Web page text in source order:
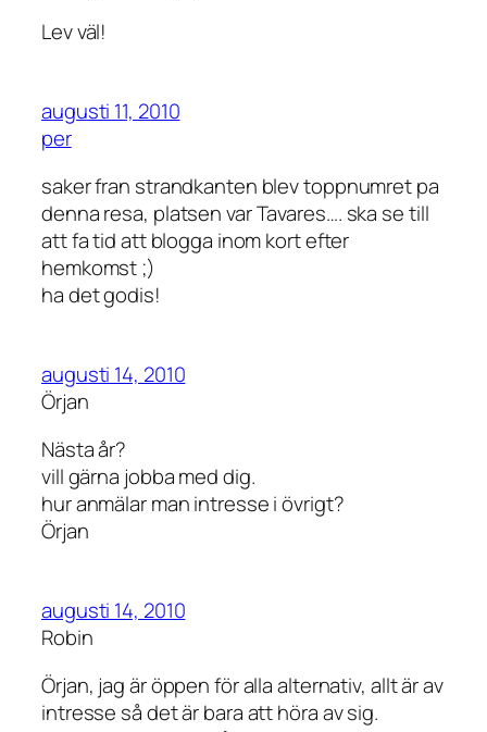
Lev väl!
augusti 11, 2010
per
saker fran strandkanten blev toppnumret pa
denna resa, platsen var Tavares…. ska se till
att fa tid att blogga inom kort efter
hemkomst ;)
ha det godis!
augusti 14, 2010
Örjan
Nästa år?
vill gärna jobba med dig.
hur anmälar man intresse i övrigt?
Örjan
augusti 14, 2010
Robin
Örjan, jag är öppen för alla alternativ, allt är av
intresse så det är bara att höra av sig.